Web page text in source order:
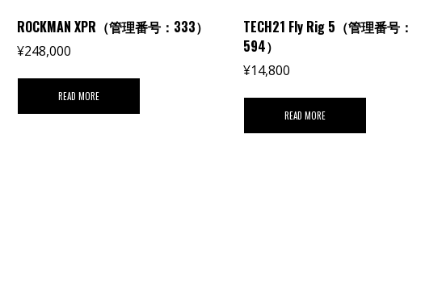
ROCKMAN XPR（管理番号：333）
¥248,000
READ MORE
TECH21 Fly Rig 5（管理番号：
594）
¥14,800
READ MORE